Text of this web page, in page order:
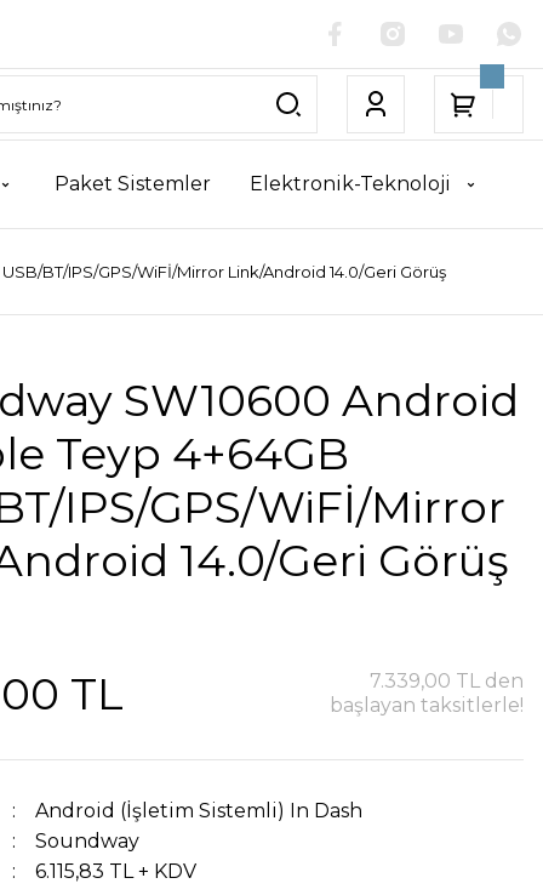
Paket Sistemler Elektronik-Teknoloji
BT/IPS/GPS/WiFİ/Mirror Link/Android 14.0/Geri Görüş
SW10600 Android
Teyp 4+64GB
IPS/GPS/WiFİ/Mirror
14.0/Geri Görüş
TL
7.339,00 TL den
başlayan taksitlerle!
Android (İşletim Sistemli) In Dash
Soundway
6.115,83 TL + KDV